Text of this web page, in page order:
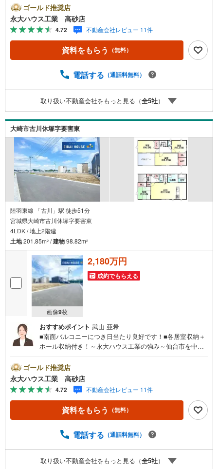
を大きく2つに分けてご紹介！1.＜豊富な不動産知識＞戸
建・マンション・土地...と種別を問わず不動産を取り扱っ
ております。更に教育施設や商業施設、子育て環境や行政
などの地域情報を総合し、お客様により良い物件選びをし
て頂けるよう、しっかりとサポートさせて頂きます。2.＜
経験豊富なスタッフ＞当社では【購入】【売却】【引っ越
ろん、ご購入時に気になる住宅ローン各種税金について
ペースも完備！お子様連れのご家族様で是非お越しくださ
い。営業時間:10:00～18:00（定休日火・水曜日※店舗によ
り変動あり）現地のご案内も可能ですので、どうぞお気軽
にお問い合わせください！
ゴールド推奨店
永大ハウス工業 高砂店
4.72 不動産会社レビュー 11件
資料をもらう （無料）
電話する （通話料無料）
取り扱い不動産会社をもっと見る（全5社）
大崎市古川休塚字要害東
陸羽東線 「古川」駅 徒歩51分
宮城県大崎市古川休塚字要害東
4LDK / 地上2階建
土地201.85m2 /建物98.82m2
画像9枚
2,180万円
成約でもらえる
おすすめポイント 武山 亜希
■南面バルコニーにつき日当たり良好です！■各居室収納＋
ホール収納付き！～永大ハウス工業の強み～仙台市を中心
大きく2つに分けてご紹介！1.＜豊富な不動産知識＞戸建・
マンション・土地...と種別を問わず不動産を取り扱ってお
ります。更に教育施設や商業施設、子育て環境や行政など
の地域情報を総合し、お客様により良い物件選びをして頂
けるよう、しっかりとサポートさせて頂きます。2.＜経験
豊富なスタッフ＞当社では【購入】【売却】【引っ越し】
ん、ご購入時に気になる住宅ローン各種税金についても、
スも完備！お子様連れのご家族様で是非お越しください。
営業時間:10:00～18:00（定休日火・水曜日※店舗により変
ゴールド推奨店
永大ハウス工業 高砂店
4.72 不動産会社レビュー 11件
資料をもらう （無料）
電話する （通話料無料）
取り扱い不動産会社をもっと見る（全5社）